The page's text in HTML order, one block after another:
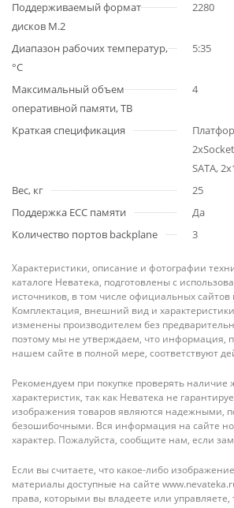
Поддерживаемый формат
дисков M.2
2280
Диапазон рабочих температур,
°C
5:35
Максимальный объем
оперативной памяти, TB
4
Краткая спецификация
SATA,
Вес, кг
25
Поддержка ECC памяти
Да
Количество портов backplane
3
Характеристики, описание и фотографии
каталоге Неватека, подготовлены с
источников, в том числе официальных сайтов
Комплектация, внешний вид и
изменены производителем без
поэтому мы не утверждаем, что информация,
нашем сайте в полной мере, соответствуют
Рекомендуем при покупке проверять
характеристик, так как Неватека не
изображения товаров являются надежными,
безошибочными. Вся информация на сайте
характер. Пожалуйста, сообщите нам, если
Если вы считаете, что какое-либо
материалы доступные на сайте
права, которыми вы владеете или